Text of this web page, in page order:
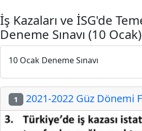
İş Kazaları ve İSG'de
Deneme Sınavı (10 Ocak)
10 Ocak Deneme Sınavı
1 2021-2022 Güz Dönemi